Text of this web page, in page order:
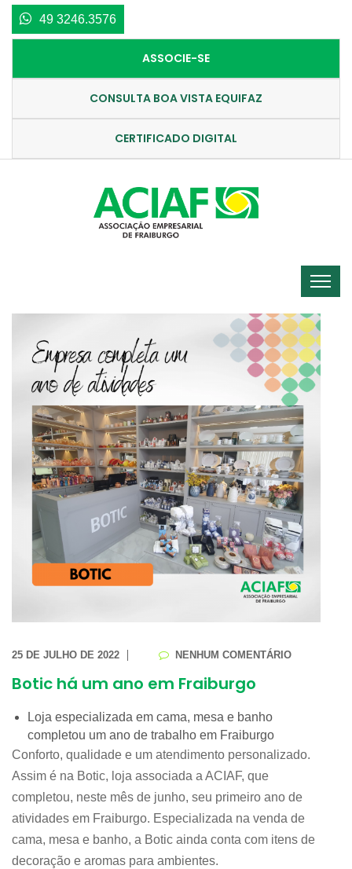
49 3246.3576
ASSOCIE-SE
CONSULTA BOA VISTA EQUIFAZ
CERTIFICADO DIGITAL
25 DE JULHO DE 2022 NENHUM COMENTÁRIO
Botic há um ano em Fraiburgo
Loja especializada em cama, mesa e banho
completou um ano de trabalho em Fraiburgo
Conforto, qualidade e um atendimento personalizado.
Assim é na Botic, loja associada a ACIAF, que
completou, neste mês de junho, seu primeiro ano de
atividades em Fraiburgo. Especializada na venda de
cama, mesa e banho, a Botic ainda conta com itens de
decoração e aromas para ambientes.